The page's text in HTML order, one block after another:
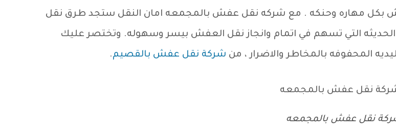
بكل مهاره وحنكه . مع شركه نقل عفش بالمجمعه امان النقل ستجد طرق نقل
التي تسهم في اتمام وانجاز نقل العفش بيسر وسهوله. وتختصر عليك
المحفوفه بالمخاطر والاضرار ، من شركة نقل عفش بالقصيم.
نقل عفش بالمجمعه